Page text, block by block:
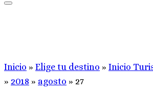
Inicio » Elige tu destino » Inicio
» 2018 » agosto » 27